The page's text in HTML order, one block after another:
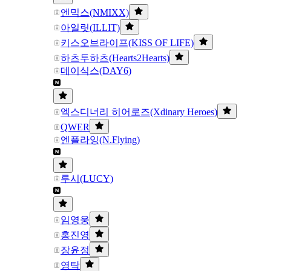
엔믹스(NMIXX)
아일릿(ILLIT)
키스오브라이프(KISS OF LIFE)
하츠투하츠(Hearts2Hearts)
데이식스(DAY6)
엑스디너리 히어로즈(Xdinary Heroes)
QWER
엔플라잉(N.Flying)
루시(LUCY)
임영웅
홍진영
장윤정
영탁